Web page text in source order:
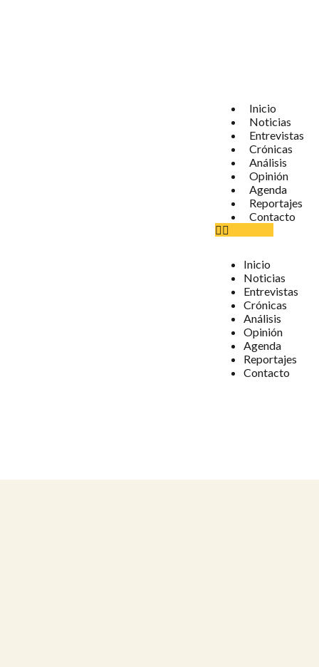
Inicio
Noticias
Entrevistas
Crónicas
Análisis
Opinión
Agenda
Reportajes
Contacto
Inicio
Noticias
Entrevistas
Crónicas
Análisis
Opinión
Agenda
Reportajes
Contacto